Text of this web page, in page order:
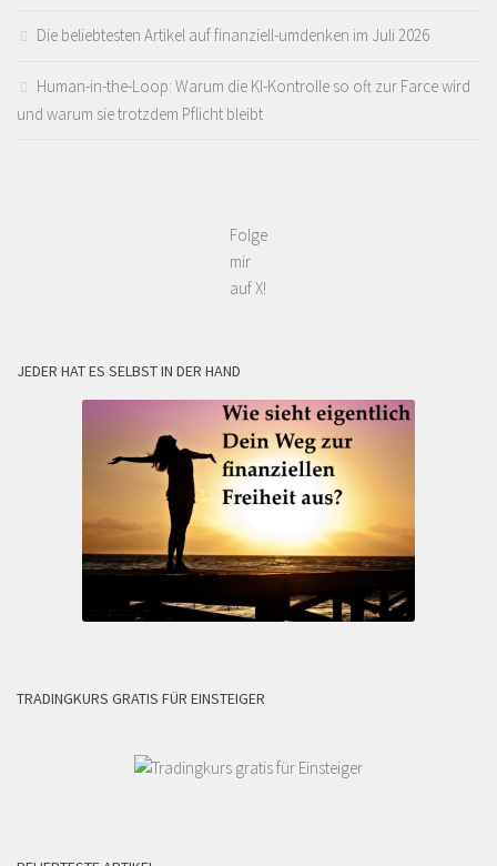
Die beliebtesten Artikel auf finanziell-umdenken im Juli 2026
Human-in-the-Loop: Warum die KI-Kontrolle so oft zur Farce wird
und warum sie trotzdem Pflicht bleibt
Folge
mir
auf X!
JEDER HAT ES SELBST IN DER HAND
TRADINGKURS GRATIS FÜR EINSTEIGER